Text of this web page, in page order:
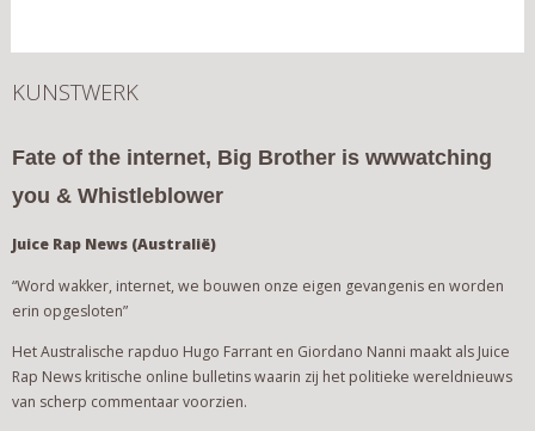
KUNSTWERK
Fate of the internet, Big Brother is wwwatching
you & Whistleblower
Juice Rap News (Australië)
“Word wakker, internet, we bouwen onze eigen gevangenis en worden
erin opgesloten”
Het Australische rapduo Hugo Farrant en Giordano Nanni maakt als Juice
Rap News kritische online bulletins waarin zij het politieke wereldnieuws
van scherp commentaar voorzien.